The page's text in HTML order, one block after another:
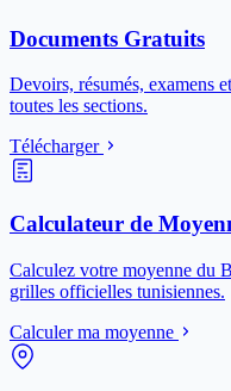
Documents Gratuits
Devoirs, résumés, examens
toutes les sections.
Télécharger
Calculateur de
Calculez votre moyenne du
grilles officielles tunisiennes.
Calculer ma moyenne